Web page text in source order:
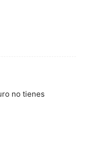
no tienes